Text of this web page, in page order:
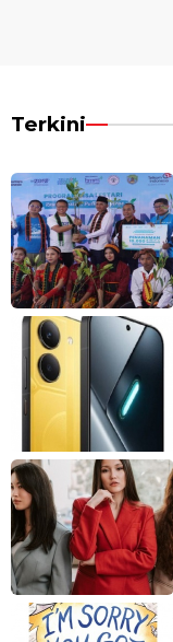
Terkini